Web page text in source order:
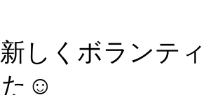
しくボランテ
た☺